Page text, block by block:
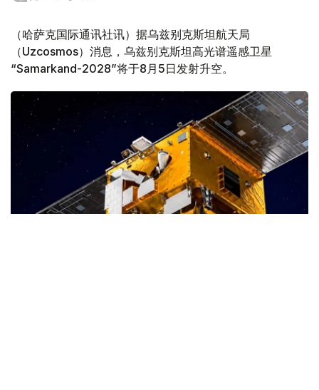
（哈萨克国际通讯社讯）据乌兹别克斯坦航天局
（Uzcosmos）消息，乌兹别克斯坦高光谱遥感卫星
“Samarkand-2028”将于8月5日发射升空。